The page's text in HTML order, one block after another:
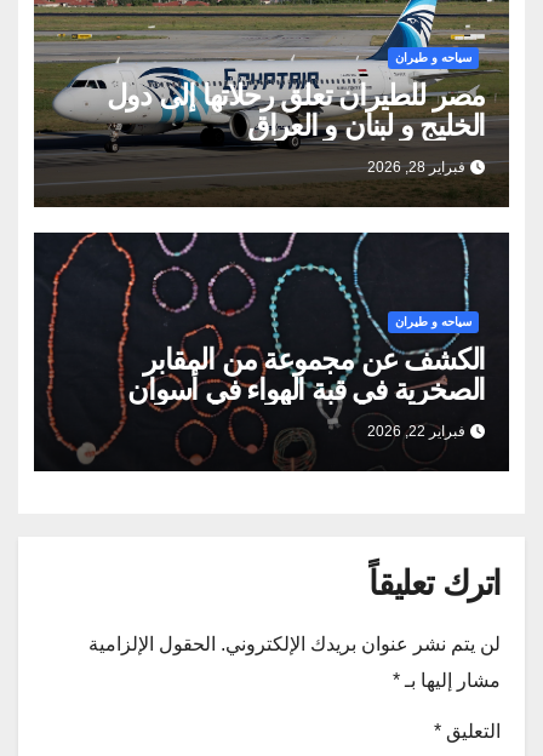
سياحه و طيران
مصر للطيران تعلق رحلاتها إلى دول
الخليج و لبنان و العراق
فبراير 28, 2026
سياحه و طيران
الكشف عن مجموعة من المقابر
الصخرية في قبة الهواء في أسوان
فبراير 22, 2026
اترك تعليقاً
لن يتم نشر عنوان بريدك الإلكتروني. الحقول الإلزامية
مشار إليها بـ *
التعليق *